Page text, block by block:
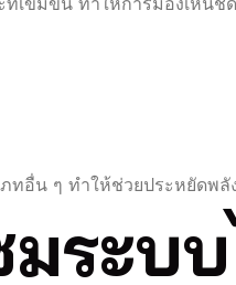
ทอื่น ๆ ทำให้ช่วยประหยัดพ
ระบ